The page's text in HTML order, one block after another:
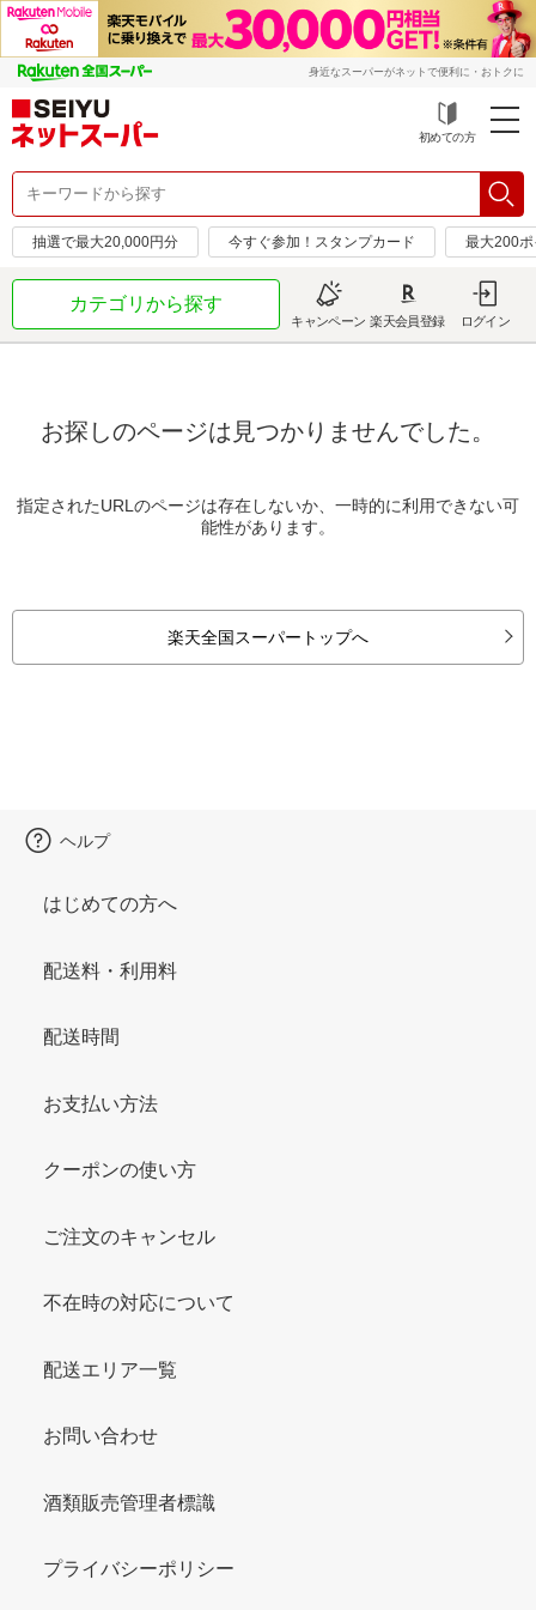
身近なスーパーがネットで便利に・おトクに
初めての方
抽選で最大20,000円分 今すぐ参加！スタンプカード 最大200
カテゴリから探す
キャンペーン 楽天会員登録 ログイン
お探しのページは見つかりませんでした。
指定されたURLのページは存在しないか、一時的に利用できない可
能性があります。
楽天全国スーパートップへ
ヘルプ
はじめての方へ
配送料・利用料
配送時間
お支払い方法
クーポンの使い方
ご注文のキャンセル
不在時の対応について
配送エリア一覧
お問い合わせ
酒類販売管理者標識
プライバシーポリシー